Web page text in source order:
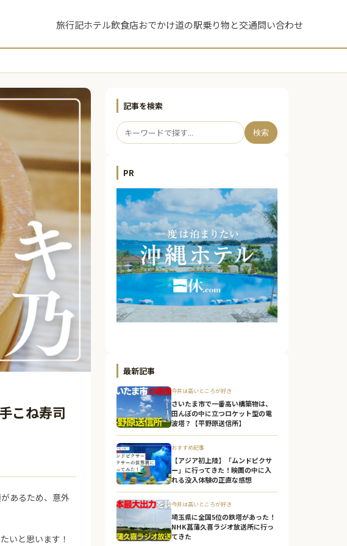
旅行記ホテル飲食店おでかけ道の駅乗り物と交通問い合わせ
こね寿司
あるため、意外
いと思います！
記事を検索
検索
PR
最新記事
今井は高いところが好き
さいたま市で一番高い構築物は、
田んぼの中に立つロケット型の電
波塔？【平野原送信所】
おすすめ記事
【アジア初上陸】「ムンドピクサ
ー」に行ってきた！映画の中に入
れる没入体験の正直な感想
今井は高いところが好き
埼玉県に全国5位の鉄塔があった！
NHK菖蒲久喜ラジオ放送所に行っ
てきた